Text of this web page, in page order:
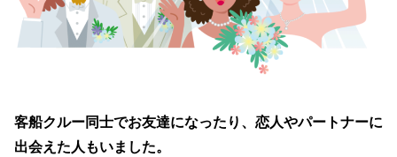
客船クルー同士でお友達になったり、恋人やパートナーに
出会えた人もいました。